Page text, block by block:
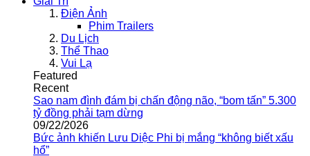
Điện Ảnh
Phim Trailers
Du Lịch
Thể Thao
Vui Lạ
Featured
Recent
Sao nam đình đám bị chấn động não, “bom tấn” 5.300
tỷ đồng phải tạm dừng
09/22/2026
Bức ảnh khiến Lưu Diệc Phi bị mắng “không biết xấu
hổ”